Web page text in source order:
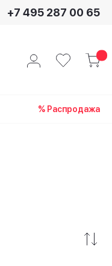
+7 495 287 00 65
% Распродажа